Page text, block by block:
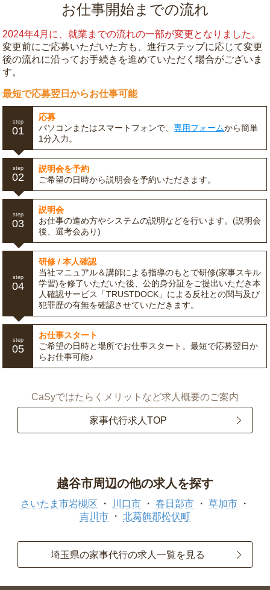
お仕事開始までの流れ
2024年4月に、就業までの流れの一部が変更となりました。
変更前にご応募いただいた方も、進行ステップに応じて変更
後の流れに沿ってお手続きを進めていただく場合がございま
す。
最短で応募翌日からお仕事可能
step
01
応募
パソコンまたはスマートフォンで、専用フォームから簡単
1分入力。
step
02
説明会を予約
ご希望の日時から説明会を予約いただきます。
step
03
説明会
お仕事の進め方やシステムの説明などを行います。(説明会
後、選考会あり)
step
04
研修 / 本人確認
当社マニュアル＆講師による指導のもとで研修(家事スキル
学習)を修了いただいた後、公的身分証をご提出いただき本
人確認サービス「TRUSTDOCK」による反社との関与及び
犯罪歴の有無を確認させていただきます。
step
05
お仕事スタート
ご希望の日時と場所でお仕事スタート。最短で応募翌日か
らお仕事可能♪
CaSyではたらくメリットなど求人概要のご案内
家事代行求人TOP
越谷市周辺の他の求人を探す
さいたま市岩槻区 川口市 春日部市
草加市
吉川市
北葛飾郡松伏町
埼玉県の家事代行の求人一覧を見る